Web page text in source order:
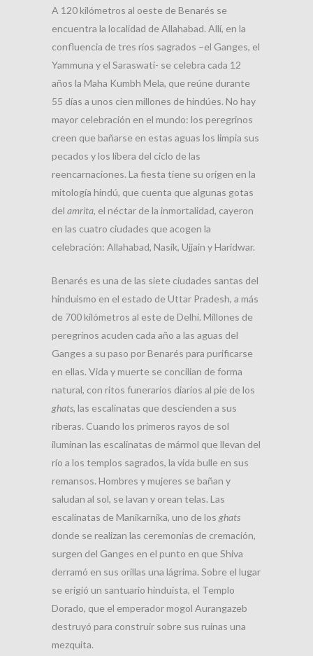
A 120 kilómetros al oeste de Benarés se
encuentra la localidad de Allahabad. Allí, en la
confluencia de tres ríos sagrados –el Ganges, el
Yammuna y el Saraswati- se celebra cada 12
años la Maha Kumbh Mela, que reúne durante
55 días a unos cien millones de hindúes. No hay
mayor celebración en el mundo: los peregrinos
creen que bañarse en estas aguas los limpia sus
pecados y los libera del ciclo de las
reencarnaciones. La fiesta tiene su origen en la
mitología hindú, que cuenta que algunas gotas
del amrita, el néctar de la inmortalidad, cayeron
en las cuatro ciudades que acogen la
celebración: Allahabad, Nasik, Ujjain y Haridwar.
Benarés es una de las siete ciudades santas del
hinduismo en el estado de Uttar Pradesh, a más
de 700 kilómetros al este de Delhi. Millones de
peregrinos acuden cada año a las aguas del
Ganges a su paso por Benarés para purificarse
en ellas. Vida y muerte se concilian de forma
natural, con ritos funerarios diarios al pie de los
ghats, las escalinatas que descienden a sus
riberas. Cuando los primeros rayos de sol
iluminan las escalinatas de mármol que llevan del
río a los templos sagrados, la vida bulle en sus
remansos. Hombres y mujeres se bañan y
saludan al sol, se lavan y orean telas. Las
escalinatas de Manikarnika, uno de los ghats
donde se realizan las ceremonias de cremación,
surgen del Ganges en el punto en que Shiva
derramó en sus orillas una lágrima. Sobre el lugar
se erigió un santuario hinduista, el Templo
Dorado, que el emperador mogol Aurangazeb
destruyó para construir sobre sus ruinas una
mezquita.